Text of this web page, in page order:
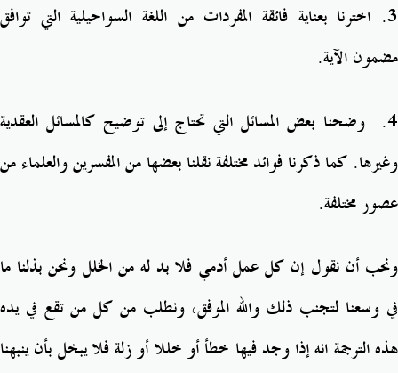
3
. اخترنا بعناية فائقة المفردات من اللغة السواحيلية التي توافق
مضمون الآية.
4. وضحنا بعض المسائل التي تحتاج إلى توضيح كالمسائل العقدية
وغيرها. كما ذكرنا فوائد مختلفة نقلنا بعضها من المفسرين والعلماء من
عصور مختلفة.
ونحب أن نقول إن كل عمل أدمي فلا بد له من الخلل ونحن بذلنا ما
في وسعنا لتجنب ذلك والله الموفق، ونطلب من كل من تقع في يده
هذه الترجمة انه إذا وجد فيها خطأ أو خللا أو زلة فلا يبخل بأن ينبهنا